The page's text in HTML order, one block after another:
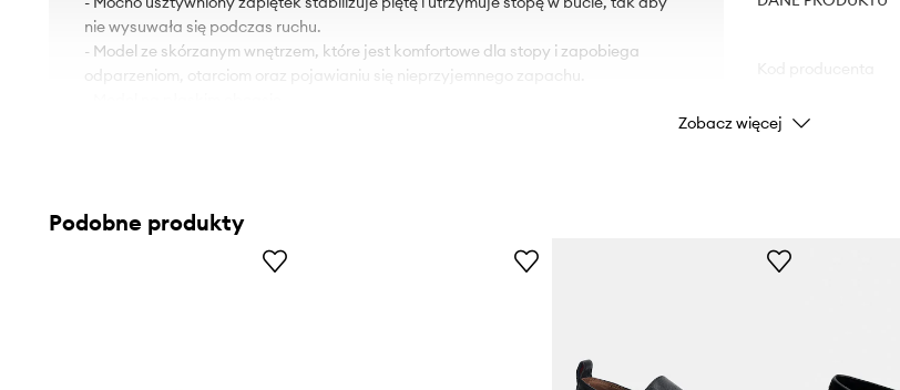
nie wysuwała się podczas ruchu.
- Model ze skórzanym wnętrzem, które jest komfortowe dla stopy i zapobiega
odparzeniom, otarciom oraz pojawianiu się nieprzyjemnego zapachu.
Kolor
Producent
Zobacz więcej
Podobne produkty